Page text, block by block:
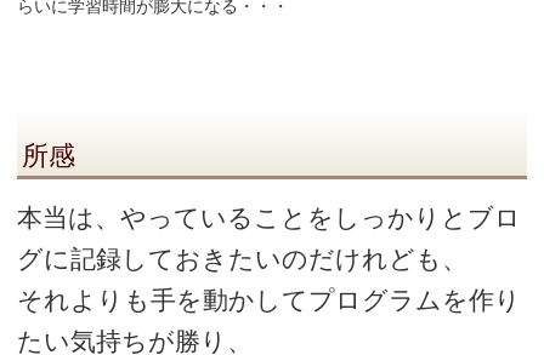
らいに学習時間が膨大になる・・・
所感
本当は、やっていることをしっかりとブロ
グに記録しておきたいのだけれども、
それよりも手を動かしてプログラムを作り
たい気持ちが勝り、